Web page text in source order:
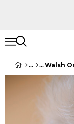
Walsh